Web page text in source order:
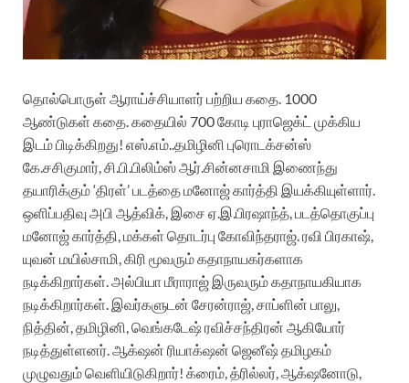
தொல்பொருள் ஆராய்ச்சியாளர் பற்றிய கதை. 1000
ஆண்டுகள் கதை. கதையில் 700 கோடி புராஜெக்ட் முக்கிய
இடம் பிடிக்கிறது! எஸ்.எம்..தமிழினி புரொடக்சன்ஸ்
கே.சசிகுமார், சி.பி.பிலிம்ஸ் ஆர்.சின்னசாமி இணைந்து
தயாரிக்கும் ‘திரள்’ படத்தை மனோஜ் கார்த்தி இயக்கியுள்ளார்.
ஒளிப்பதிவு அபி ஆத்விக், இசை ஏ.இ.பிரஷாந்த், படத்தொகுப்பு
மனோஜ் கார்த்தி, மக்கள் தொடர்பு கோவிந்தராஜ். ரவி பிரகாஷ்,
யுவன் மயில்சாமி, கிரி மூவரும் கதாநாயகர்களாக
நடிக்கிறார்கள். அல்பியா மீராராஜ் இருவரும் கதாநாயகியாக
நடிக்கிறார்கள். இவர்களுடன் சேரன்ராஜ், சாப்ளின் பாலு,
நித்தின், தமிழினி, வெங்கடேஷ் ரவிச்சந்திரன் ஆகியோர்
நடித்துள்ளனர். ஆக்‌ஷன் ரியாக்‌ஷன் ஜெனீஷ் தமிழகம்
முழுவதும் வெளியிடுகிறார்! க்ரைம், த்ரில்லர், ஆக்‌ஷனோடு,